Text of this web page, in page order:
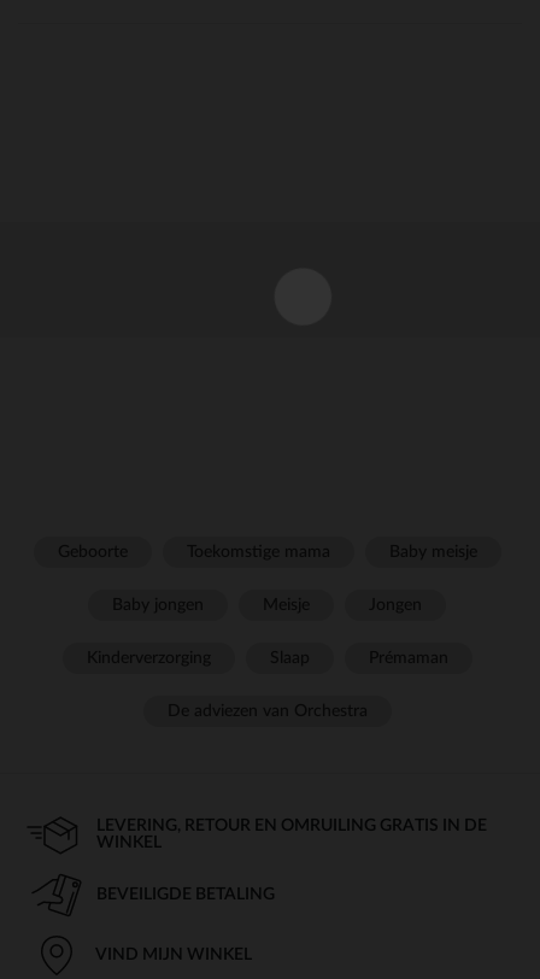
LEVERING, RETOUR EN OMRUILING GRATIS IN DE
WINKEL
BEVEILIGDE BETALING
VIND MIJN WINKEL